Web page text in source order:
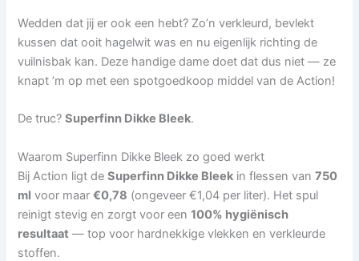
Wedden dat jij er ook een hebt? Zo’n verkleurd, bevlekt
kussen dat ooit hagelwit was en nu eigenlijk richting de
vuilnisbak kan. Deze handige dame doet dat dus niet — ze
knapt ’m op met een spotgoedkoop middel van de Action!
De truc?Superfinn Dikke Bleek.
Waarom Superfinn Dikke Bleek zo goed werkt
Bij Action ligt deSuperfinn Dikke Bleek in flessen van750
ml voor maar€0,78 (ongeveer €1,04 per liter). Het spul
reinigt stevig en zorgt voor een100% hygiënisch
resultaat — top voor hardnekkige vlekken en verkleurde
stoffen.